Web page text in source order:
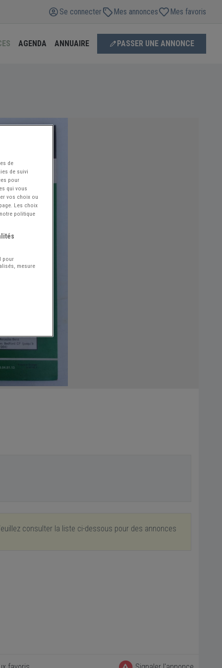
Se connecter Mes annonces Mes favoris
AGENDA ANNUAIRE PASSER UNE ANNONCE
consulter la liste ci-dessous pour des annonces
de
de suivi
pour
qui vous
vos choix ou
Les choix
politique
pour
mesure